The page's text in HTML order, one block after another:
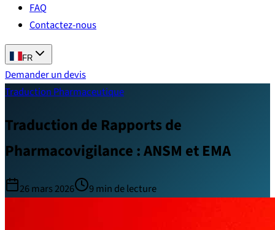
FAQ
Contactez-nous
FR
Demander un devis
Traduction Pharmaceutique
Traduction de Rapports de
Pharmacovigilance : ANSM et EMA
26 mars 2026 9min de lecture